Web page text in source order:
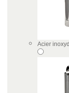
Acier